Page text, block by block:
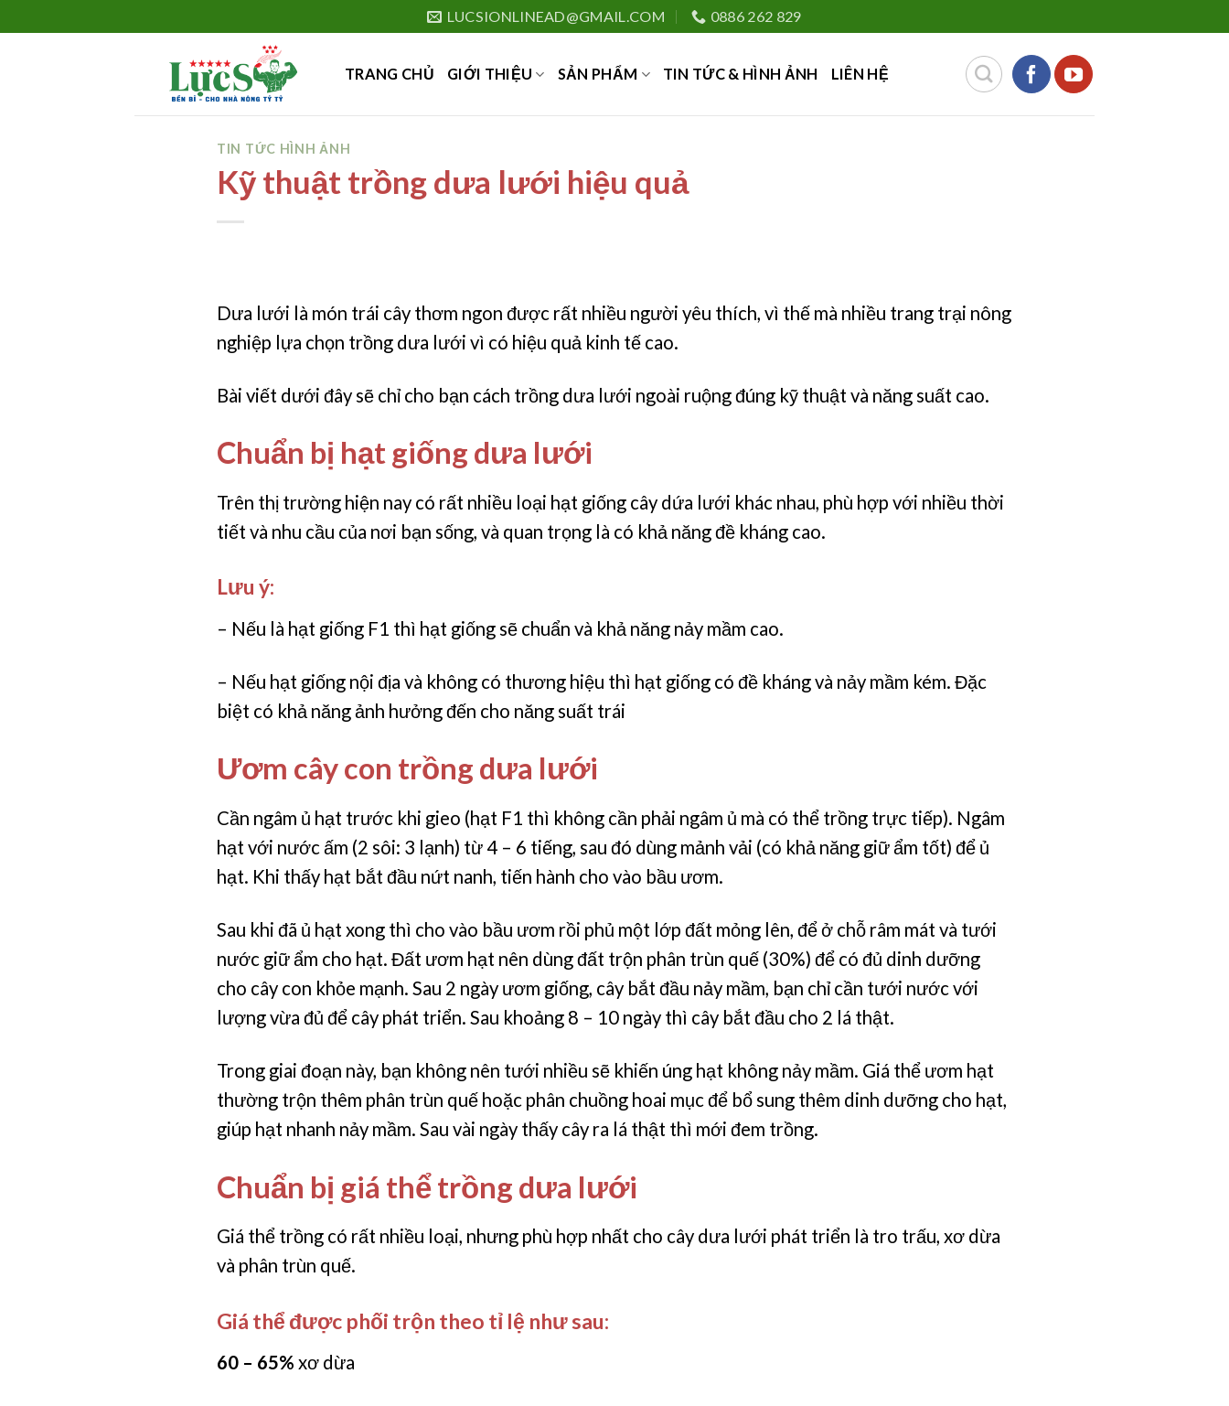
LUCSIONLINEAD@GMAIL.COM 0886 262 829
TRANG CHỦ GIỚI THIỆU SẢN PHẨM TIN TỨC & HÌNH ẢNH LIÊN HỆ
TIN TỨC HÌNH ẢNH
Kỹ thuật trồng dưa lưới hiệu quả
Dưa lưới là món trái cây thơm ngon được rất nhiều người yêu thích, vì thế mà nhiều trang trại nông
nghiệp lựa chọn trồng dưa lưới vì có hiệu quả kinh tế cao.
Bài viết dưới đây sẽ chỉ cho bạn cách trồng dưa lưới ngoài ruộng đúng kỹ thuật và năng suất cao.
Chuẩn bị hạt giống dưa lưới
Trên thị trường hiện nay có rất nhiều loại hạt giống cây dứa lưới khác nhau, phù hợp với nhiều thời
tiết và nhu cầu của nơi bạn sống, và quan trọng là có khả năng đề kháng cao.
Lưu ý:
– Nếu là hạt giống F1 thì hạt giống sẽ chuẩn và khả năng nảy mầm cao.
– Nếu hạt giống nội địa và không có thương hiệu thì hạt giống có đề kháng và nảy mầm kém. Đặc
biệt có khả năng ảnh hưởng đến cho năng suất trái
Ươm cây con trồng dưa lưới
Cần ngâm ủ hạt trước khi gieo (hạt F1 thì không cần phải ngâm ủ mà có thể trồng trực tiếp). Ngâm
hạt với nước ấm (2 sôi: 3 lạnh) từ 4 – 6 tiếng, sau đó dùng mảnh vải (có khả năng giữ ẩm tốt) để ủ
hạt. Khi thấy hạt bắt đầu nứt nanh, tiến hành cho vào bầu ươm.
Sau khi đã ủ hạt xong thì cho vào bầu ươm rồi phủ một lớp đất mỏng lên, để ở chỗ râm mát và tưới
nước giữ ẩm cho hạt. Đất ươm hạt nên dùng đất trộn phân trùn quế (30%) để có đủ dinh dưỡng
cho cây con khỏe mạnh. Sau 2 ngày ươm giống, cây bắt đầu nảy mầm, bạn chỉ cần tưới nước với
lượng vừa đủ để cây phát triển. Sau khoảng 8 – 10 ngày thì cây bắt đầu cho 2 lá thật.
Trong giai đoạn này, bạn không nên tưới nhiều sẽ khiến úng hạt không nảy mầm. Giá thể ươm hạt
thường trộn thêm phân trùn quế hoặc phân chuồng hoai mục để bổ sung thêm dinh dưỡng cho hạt,
giúp hạt nhanh nảy mầm. Sau vài ngày thấy cây ra lá thật thì mới đem trồng.
Chuẩn bị giá thể trồng dưa lưới
Giá thể trồng có rất nhiều loại, nhưng phù hợp nhất cho cây dưa lưới phát triển là tro trấu, xơ dừa
và phân trùn quế.
Giá thể được phối trộn theo tỉ lệ như sau:
60 – 65% xơ dừa